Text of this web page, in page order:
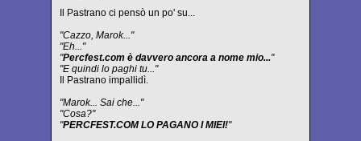
Il Pastrano ci pensò un po' su...
"Cazzo, Marok..."
"Eh..."
"Percfest.com è davvero ancora a nome mio..."
"E quindi lo paghi tu..."
Il Pastrano impallidì.
"Marok... Sai che..."
"Cosa?"
"PERCFEST.COM LO PAGANO I MIEI!"